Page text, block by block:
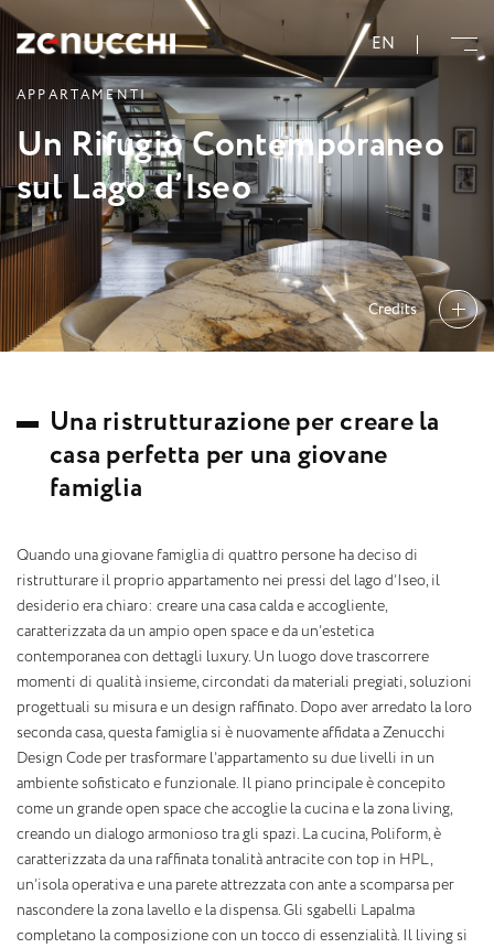
Zenucchi Design Code EN
APPARTAMENTI
Un RifugioContemporaneo
sul Lagod’Iseo
Credits
Una ristrutturazionepercrearela
casa perfetta per una giovane
famiglia
Quando una giovane famiglia di quattro persone ha deciso di
ristrutturare il proprio appartamento nei pressi del lago d’Iseo, il
desiderio era chiaro: creare una casa calda e accogliente,
caratterizzata da un ampio open space e da un’estetica
contemporanea con dettagli luxury. Un luogo dove trascorrere
momenti di qualità insieme, circondati da materiali pregiati, soluzioni
progettuali su misura e un design raffinato. Dopo aver arredato la loro
seconda casa, questa famiglia si è nuovamente affidata a Zenucchi
Design Code per trasformare l’appartamento su due livelli in un
ambiente sofisticato e funzionale. Il piano principale è concepito
come un grande open space che accoglie la cucina e la zona living,
creando un dialogo armonioso tra gli spazi. La cucina, Poliform, è
caratterizzata da una raffinata tonalità antracite con top in HPL,
un’isola operativa e una parete attrezzata con ante a scomparsa per
nascondere la zona lavello e la dispensa. Gli sgabelli Lapalma
completano la composizione con un tocco di essenzialità. Il living si